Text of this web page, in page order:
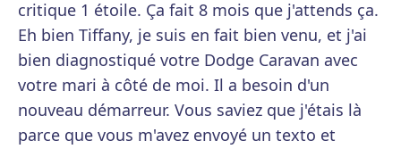
critique 1 étoile. Ça fait 8 mois que j'attends ça.
Eh bien Tiffany, je suis en fait bien venu, et j'ai
bien diagnostiqué votre Dodge Caravan avec
votre mari à côté de moi. Il a besoin d'un
nouveau démarreur. Vous saviez que j'étais là
parce que vous m'avez envoyé un texto et